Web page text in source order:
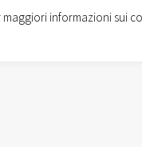
informazioni sui